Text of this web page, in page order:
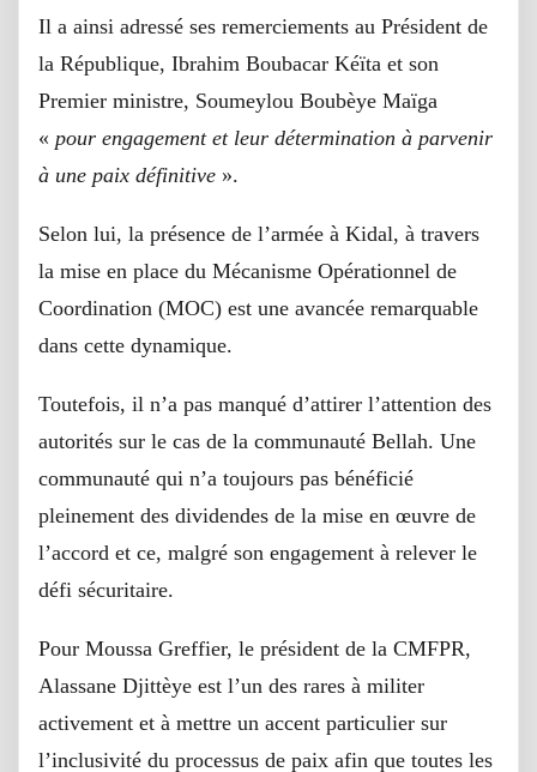
Il a ainsi adressé ses remerciements au Président de
la République, Ibrahim Boubacar Kéïta et son
Premier ministre, Soumeylou Boubèye Maïga
« pour engagement et leur détermination à parvenir
à une paix définitive ».
Selon lui, la présence de l’armée à Kidal, à travers
la mise en place du Mécanisme Opérationnel de
Coordination (MOC) est une avancée remarquable
dans cette dynamique.
Toutefois, il n’a pas manqué d’attirer l’attention des
autorités sur le cas de la communauté Bellah. Une
communauté qui n’a toujours pas bénéficié
pleinement des dividendes de la mise en œuvre de
l’accord et ce, malgré son engagement à relever le
défi sécuritaire.
Pour Moussa Greffier, le président de la CMFPR,
Alassane Djittèye est l’un des rares à militer
activement et à mettre un accent particulier sur
l’inclusivité du processus de paix afin que toutes les